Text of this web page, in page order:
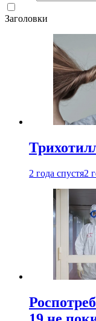
Заголовки
2 года спустя2